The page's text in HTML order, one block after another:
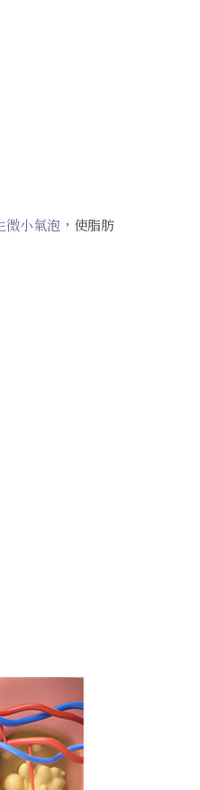
微⼩氣泡 ，使脂肪